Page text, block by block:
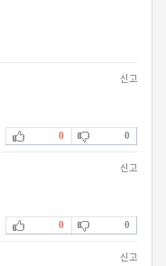
신고
0 0
신고
0 0
신고